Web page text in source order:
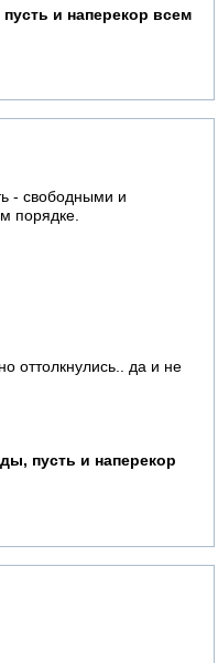
и наперекор всем
- свободными и
порядке.
оттолкнулись.. да и не
пусть и наперекор